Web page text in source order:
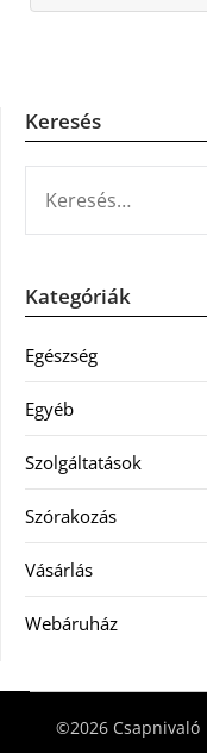
Keresés
Kategóriák
Egészség
Egyéb
Szolgáltatások
Szórakozás
Vásárlás
Webáruház
©2026 Csapnivaló